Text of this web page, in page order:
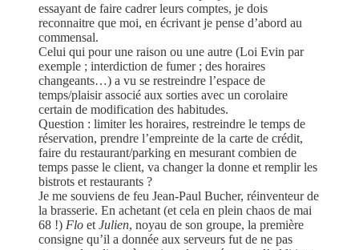
essayant de faire cadrer leurs comptes, je dois
reconnaitre que moi, en écrivant je pense d’abord au
commensal.
Celui qui pour une raison ou une autre (Loi Evin par
exemple ; interdiction de fumer ; des horaires
changeants…) a vu se restreindre l’espace de
temps/plaisir associé aux sorties avec un corolaire
certain de modification des habitudes.
Question : limiter les horaires, restreindre le temps de
réservation, prendre l’empreinte de la carte de crédit,
faire du restaurant/parking en mesurant combien de
temps passe le client, va changer la donne et remplir les
bistrots et restaurants ?
Je me souviens de feu Jean-Paul Bucher, réinventeur de
la brasserie. En achetant (et cela en plein chaos de mai
68 !) Flo et Julien, noyau de son groupe, la première
consigne qu’il a donnée aux serveurs fut de ne pas